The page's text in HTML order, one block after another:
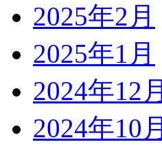
2025年2月
2025年1月
2024年12月
2024年10月